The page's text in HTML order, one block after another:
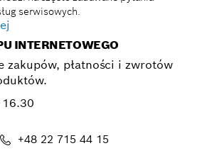
serwisowych.
INTERNETOWEGO
zakupów, płatności i zwrotów
+48 22 715 44 15